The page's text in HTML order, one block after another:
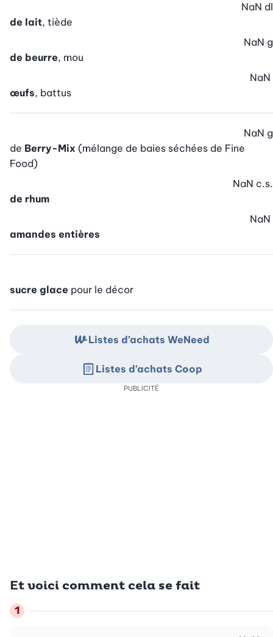
de lait, tiède
NaN dl
de beurre, mou
NaN g
œufs, battus
NaN
de Berry-Mix (mélange de baies séchées de Fine
Food)
NaN g
de rhum
NaN c.s.
amandes entières
NaN
sucre glace pour le décor
Et voici comment cela se fait
Listes d’achats WeNeed
Listes d’achats Coop
PUBLICITÉ